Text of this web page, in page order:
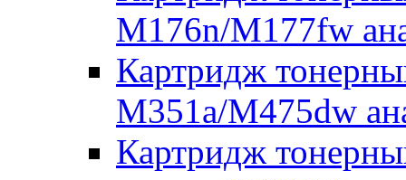
M176n/M177fw
Картридж
M351a/M475dw
Картридж